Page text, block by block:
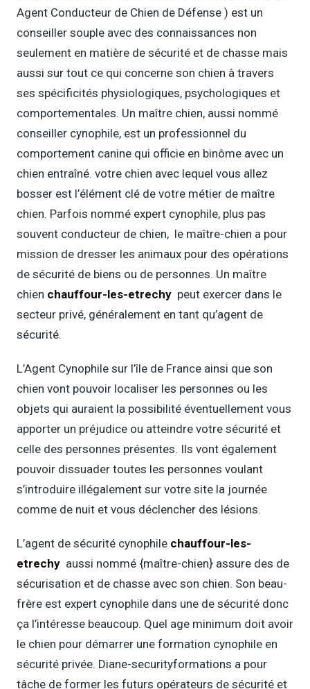
Agent Conducteur de Chien de Défense ) est un
conseiller souple avec des connaissances non
seulement en matière de sécurité et de chasse mais
aussi sur tout ce qui concerne son chien à travers
ses spécificités physiologiques, psychologiques et
comportementales. Un maître chien, aussi nommé
conseiller cynophile, est un professionnel du
comportement canine qui officie en binôme avec un
chien entraîné. votre chien avec lequel vous allez
bosser est l’élément clé de votre métier de maître
chien. Parfois nommé expert cynophile, plus pas
souvent conducteur de chien, le maître-chien a pour
mission de dresser les animaux pour des opérations
de sécurité de biens ou de personnes. Un maître
chien chauffour-les-etrechy peut exercer dans le
secteur privé, généralement en tant qu’agent de
sécurité.
L’Agent Cynophile sur l’île de France ainsi que son
chien vont pouvoir localiser les personnes ou les
objets qui auraient la possibilité éventuellement vous
apporter un préjudice ou atteindre votre sécurité et
celle des personnes présentes. Ils vont également
pouvoir dissuader toutes les personnes voulant
s’introduire illégalement sur votre site la journée
comme de nuit et vous déclencher des lésions.
L’agent de sécurité cynophile chauffour-les-
etrechy aussi nommé {maître-chien} assure des de
sécurisation et de chasse avec son chien. Son beau-
frère est expert cynophile dans une de sécurité donc
ça l’intéresse beaucoup. Quel age minimum doit avoir
le chien pour démarrer une formation cynophile en
sécurité privée. Diane-securityformations a pour
tâche de former les futurs opérateurs de sécurité et